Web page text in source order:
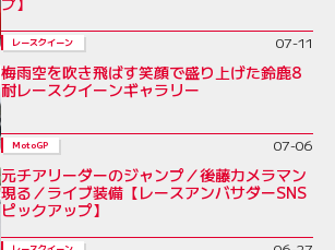
レースクイーン 07-11
梅雨空を吹き飛ばす笑顔で盛り上げた鈴鹿8
耐レースクイーンギャラリー
MotoGP 07-06
元チアリーダーのジャンプ／後藤カメラマン
現る／ライブ装備【レースアンバサダーSNS
ピックアップ】